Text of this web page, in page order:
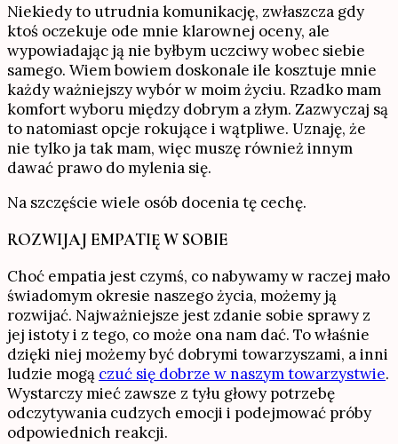
Niekiedy to utrudnia komunikację, zwłaszcza gdy
ktoś oczekuje ode mnie klarownej oceny, ale
wypowiadając ją nie byłbym uczciwy wobec siebie
samego. Wiem bowiem doskonale ile kosztuje mnie
każdy ważniejszy wybór w moim życiu. Rzadko mam
komfort wyboru między dobrym a złym. Zazwyczaj są
to natomiast opcje rokujące i wątpliwe. Uznaję, że
nie tylko ja tak mam, więc muszę również innym
dawać prawo do mylenia się.
Na szczęście wiele osób docenia tę cechę.
ROZWIJAJ EMPATIĘ W SOBIE
Choć empatia jest czymś, co nabywamy w raczej mało
świadomym okresie naszego życia, możemy ją
rozwijać. Najważniejsze jest zdanie sobie sprawy z
jej istoty i z tego, co może ona nam dać. To właśnie
dzięki niej możemy być dobrymi towarzyszami, a inni
ludzie mogą czuć się dobrze w naszym towarzystwie.
Wystarczy mieć zawsze z tyłu głowy potrzebę
odczytywania cudzych emocji i podejmować próby
odpowiednich reakcji.